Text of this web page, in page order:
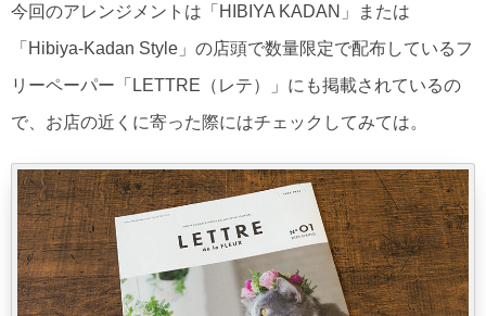
今回のアレンジメントは「HIBIYA KADAN」または
「Hibiya-Kadan Style」の店頭で数量限定で配布しているフ
リーペーパー「LETTRE（レテ）」にも掲載されているの
で、お店の近くに寄った際にはチェックしてみては。